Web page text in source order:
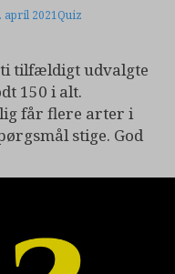
april 2021Quiz
tilfældigt udvalgte
150 i alt.
får flere arter i
stige. God